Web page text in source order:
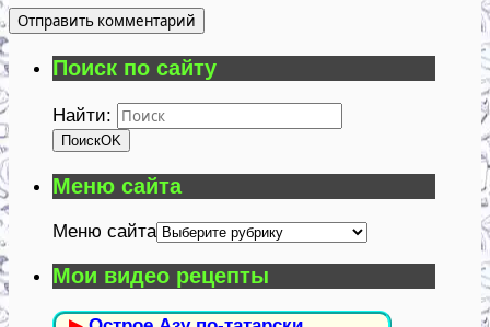
Поиск по сайту
Найти:
ПоискOK
Меню сайта
Меню сайта
Мои видео рецепты